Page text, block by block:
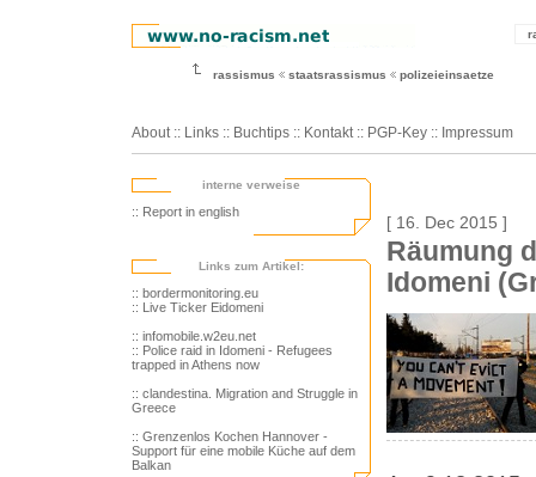
rassismus staatsrassismus polizeieinsaetze
About :: Links :: Buchtips :: Kontakt :: PGP-Key :: Impressum
interne verweise
:: Report in english
Links zum Artikel:
:: bordermonitoring.eu
:: Live Ticker Eidomeni
:: infomobile.w2eu.net
:: Police raid in Idomeni - Refugees
trapped in Athens now
:: clandestina. Migration and Struggle in
Greece
:: Grenzenlos Kochen Hannover -
Support für eine mobile Küche auf dem
Balkan
[ 16. Dec 2015 ]
Räumung
Idomeni